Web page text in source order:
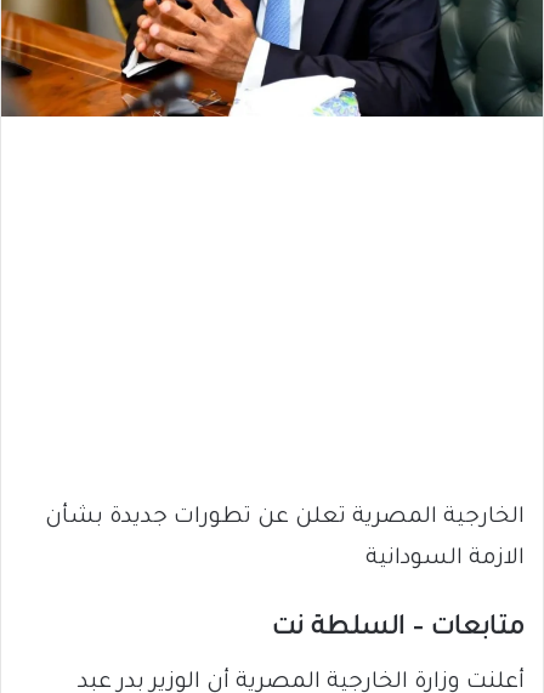
الخارجية المصرية تعلن عن تطورات جديدة بشأن
الازمة السودانية
متابعات – السلطة نت
أعلنت وزارة الخارجية المصرية أن الوزير بدر عبد